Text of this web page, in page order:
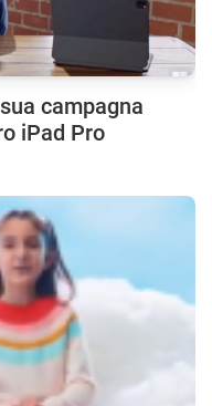
campagna
iPad Pro